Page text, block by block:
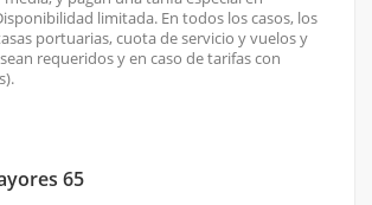
limitada. En todos los casos, los
portuarias, cuota de servicio y vuelos y
requeridos y en caso de tarifas con
65